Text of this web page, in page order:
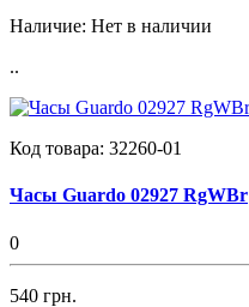
Наличие: Нет в наличии
..
Код товара: 32260-01
Часы Guardo 02927 RgWBr
0
540 грн.